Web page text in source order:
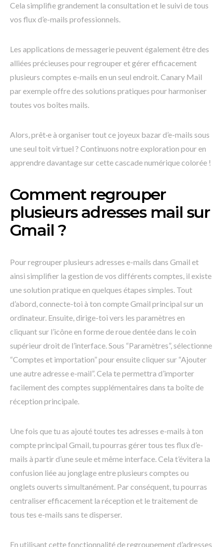
Cela simplifie grandement la consultation et le suivi de tous
vos flux d’e-mails professionnels.
Les applications de messagerie peuvent également être des
alliées précieuses pour regrouper et gérer efficacement
plusieurs comptes e-mails en un seul endroit. Canary Mail
par exemple offre des solutions pratiques pour harmoniser
toutes vos boîtes mails.
Alors, prêt·e à organiser tout ce joyeux bazar d’e-mails sous
une seul toit virtuel ? Continuons notre exploration pour en
apprendre davantage sur cette cascade numérique colorée !
Comment regrouper
plusieurs adresses mail sur
Gmail ?
Pour regrouper plusieurs adresses e-mails dans Gmail et
ainsi simplifier la gestion de vos différents comptes, il existe
une solution pratique en quelques étapes simples. Tout
d’abord, connecte-toi à ton compte Gmail principal sur un
ordinateur. Ensuite, dirige-toi vers les paramètres en
cliquant sur l’icône en forme de roue dentée dans le coin
supérieur droit de l’interface. Sous “Paramètres”, sélectionne
“Comptes et importation” pour ensuite cliquer sur “Ajouter
une autre adresse e-mail”. Cela te permettra d’importer
facilement des comptes supplémentaires dans ta boîte de
réception principale.
Une fois que tu as ajouté toutes tes adresses e-mails à ton
compte principal Gmail, tu pourras gérer tous tes flux d’e-
mails à partir d’une seule et même interface. Cela t’évitera la
confusion liée au jonglage entre plusieurs comptes ou
onglets ouverts simultanément. Par conséquent, tu pourras
centraliser efficacement la réception et le traitement de
tous tes e-mails sans te disperser.
En utilisant cette fonctionnalité de regroupement d’adresses